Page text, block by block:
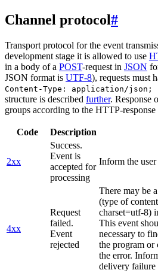
Channel protocol#
Transport protocol for the event
development stage it is allowed to use
in a body of a POST-request in JSON
JSON format is UTF-8), requests must
Content-Type: application/json;
structure is described further. Response
groups according to the HTTP-response
Code Description
2xx
Success.
Event is
accepted for
processing
Inform the
4xx
Request
failed.
Event
rejected
There may be
(type of
charset=utf-8)
This event
necessary to
the program or
the error.
delivery failure